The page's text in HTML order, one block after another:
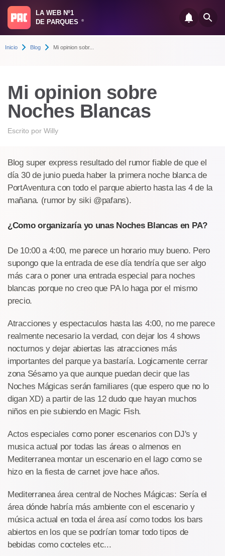
LA WEB Nº1
DE PARQUES
®
Inicio Blog Mi opinion sobr...
Mi opinion sobre
Noches Blancas
Escrito por Willy
Blog super express resultado del rumor fiable de que el
día 30 de junio pueda haber la primera noche blanca de
PortAventura con todo el parque abierto hasta las 4 de la
mañana. (rumor by siki @pafans).
¿Como organizaría yo unas Noches Blancas en PA?
De 10:00 a 4:00, me parece un horario muy bueno. Pero
supongo que la entrada de ese día tendría que ser algo
más cara o poner una entrada especial para noches
blancas porque no creo que PA lo haga por el mismo
precio.
Atracciones y espectaculos hasta las 4:00, no me parece
realmente necesario la verdad, con dejar los 4 shows
nocturnos y dejar abiertas las atracciones más
importantes del parque ya bastaría. Logicamente cerrar
zona Sésamo ya que aunque puedan decir que las
Noches Mágicas serán familiares (que espero que no lo
digan XD) a partir de las 12 dudo que hayan muchos
niños en pie subiendo en Magic Fish.
Actos especiales como poner escenarios con DJ's y
musica actual por todas las áreas o almenos en
Mediterranea montar un escenario en el lago como se
hizo en la fiesta de carnet jove hace años.
Mediterranea área central de Noches Mágicas: Sería el
área dónde habría más ambiente con el escenario y
música actual en toda el área así como todos los bars
abiertos en los que se podrían tomar todo tipos de
bebidas como cocteles etc...